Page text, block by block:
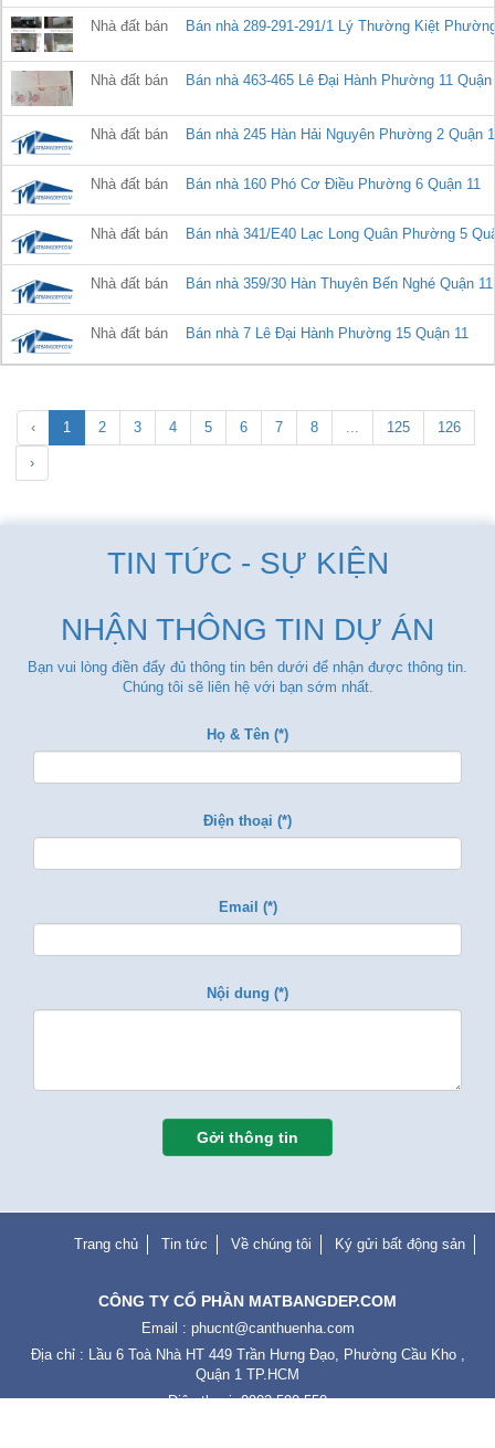
Nhà đất bán Bán nhà 289-291-291/1 Lý Thường Kiệt
Nhà đất bán Bán nhà 463-465 Lê Đại Hành Phường 11 Quận
Nhà đất bán Bán nhà 245 Hàn Hải Nguyên Phường 2 Quận
Nhà đất bán Bán nhà 160 Phó Cơ Điều Phường 6 Quận 11
Nhà đất bán Bán nhà 341/E40 Lạc Long Quân Phường 5
Nhà đất bán Bán nhà 359/30 Hàn Thuyên Bến Nghé Quận 11
Nhà đất bán Bán nhà 7 Lê Đại Hành Phường 15 Quận 11
‹ 1 2 3 4 5 6 7 8 ... 125 126
›
TIN TỨC - SỰ KIỆN
NHẬN THÔNG TIN DỰ ÁN
Bạn vui lòng điền đẩy đủ thông tin bên dưới để nhận được thông tin.
Chúng tôi sẽ liên hệ với bạn sớm nhất.
Họ & Tên (*)
Điện thoại (*)
Email (*)
Nội dung (*)
Gởi thông tin
Trang chủ Tin tức Về chúng tôi Ký gửi bất động sản
CÔNG TY CỔ PHẦN MATBANGDEP.COM
Email : phucnt@canthuenha.com
Địa chỉ : Lầu 6 Toà Nhà HT 449 Trần Hưng Đạo, Phường Cầu Kho ,
Quận 1 TP.HCM
Điện thoại: 0902.590.550